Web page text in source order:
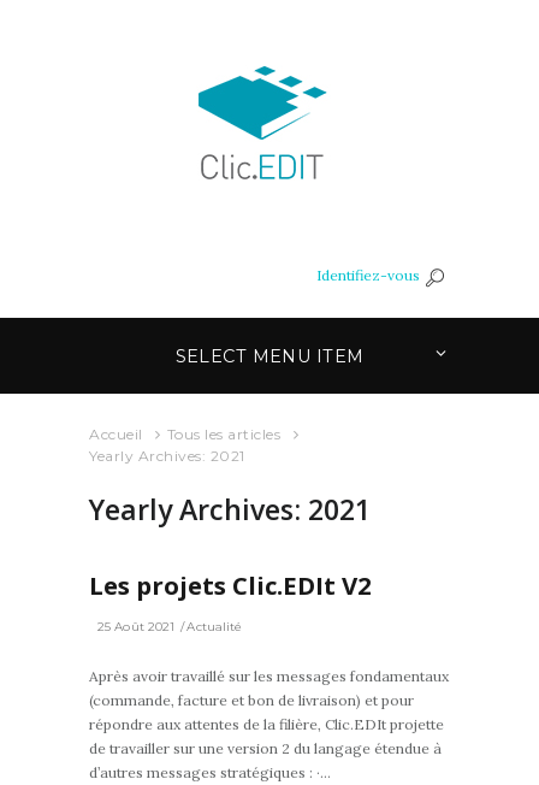
Identifiez-vous
SELECT MENU ITEM
Accueil
Tous les articles
Yearly Archives: 2021
Yearly Archives: 2021
Les projets Clic.EDIt V2
25 Août 2021 Actualité
Après avoir travaillé sur les messages fondamentaux
(commande, facture et bon de livraison) et pour
répondre aux attentes de la filière, Clic.EDIt projette
de travailler sur une version 2 du langage étendue à
d’autres messages stratégiques : ·...